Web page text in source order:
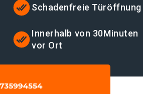
Schadenfreie Türöffnung
Innerhalb von 30Minuten
vor Ort